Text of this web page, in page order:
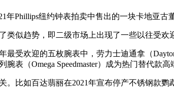
年Phillips纽约钟表拍卖中售出的一块卡地亚古
似趋势，即二级市场上出现了一些以往受欢
受欢迎的五枚腕表中，劳力士迪通拿（
（Omega Speedmaster）成为热门替代款高
如百达翡丽在2021年宣布停产不锈钢款鹦